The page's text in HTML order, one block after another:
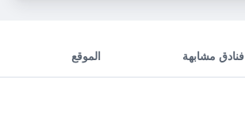
فنادق مشابهة الموقع